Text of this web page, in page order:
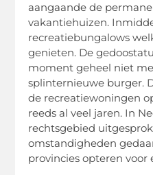
aangaande de
vakantiehuizen.
recreatiebungalows
genieten. De
moment geheel niet
splinternieuwe burger.
de recreatiewoningen
reeds al veel jaren. In
rechtsgebied
omstandigheden
provincies opteren voor